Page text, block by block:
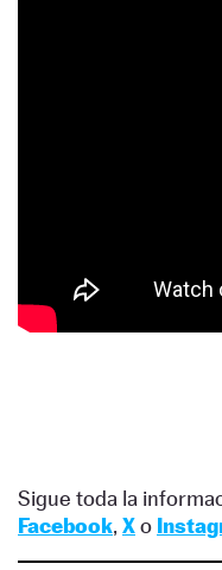
Sigue toda la
Facebook, Xo